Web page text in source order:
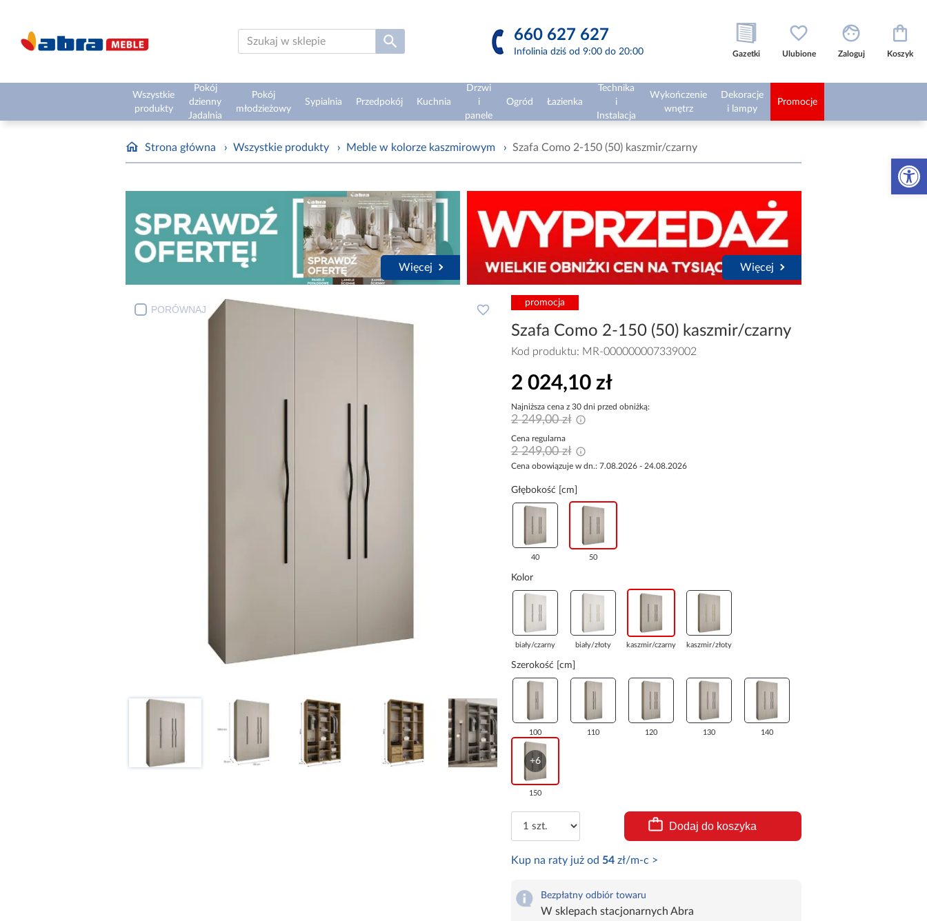
Otwórz
660 627 627
Infolinia dziś od 9:00 do 20:00 Gazetki Ulubione Zaloguj Koszyk
Wszystkie
produkty
Pokój
dzienny
Jadalnia
Pokój
młodzieżowy
Sypialnia Przedpokój Kuchnia
Drzwi
i
panele
Ogród Łazienka
Technika
i
Instalacja
Wykończenie
wnętrz
Dekoracje
i lampy
Promocje
Strona główna › Wszystkie produkty › Meble w kolorze kaszmirowym › Szafa Como 2-150 (50) kaszmir/czarny
Więcej Więcej
PORÓWNAJ
promocja
Szafa Como 2-150 (50) kaszmir/czarny
Kod produktu: MR-000000007339002
2 024,10 zł
Najniższa cena z 30 dni przed obniżką:
2 249,00 zł
Cena regularna
2 249,00 zł
Cena obowiązuje w dn.: 7.08.2026 - 24.08.2026
Głębokość [cm]
40 50
Kolor
biały/czarny biały/złoty kaszmir/czarny kaszmir/złoty
Szerokość [cm]
100 110 120 130 140
+6
150
Dodaj do koszyka
Kup na raty już od 54zł/m-c >
Bezpłatny odbiór towaru
W sklepach stacjonarnych Abra